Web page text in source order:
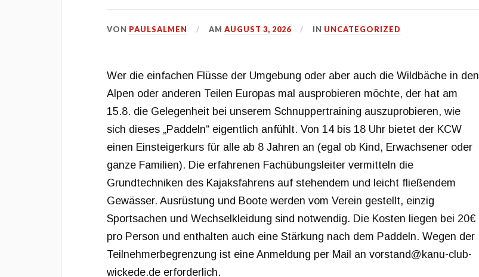
VON PAULSALMEN AMAUGUST 3, 2026 IN UNCATEGORIZED
Wer die einfachen Flüsse der Umgebung oder aber auch die Wildbäche in den
Alpen oder anderen Teilen Europas mal ausprobieren möchte, der hat am
15.8. die Gelegenheit bei unserem Schnuppertraining auszuprobieren, wie
sich dieses „Paddeln“ eigentlich anfühlt. Von 14 bis 18 Uhr bietet der KCW
einen Einsteigerkurs für alle ab 8 Jahren an (egal ob Kind, Erwachsener oder
ganze Familien). Die erfahrenen Fachübungsleiter vermitteln die
Grundtechniken des Kajaksfahrens auf stehendem und leicht fließendem
Gewässer. Ausrüstung und Boote werden vom Verein gestellt, einzig
Sportsachen und Wechselkleidung sind notwendig. Die Kosten liegen bei 20€
pro Person und enthalten auch eine Stärkung nach dem Paddeln. Wegen der
Teilnehmerbegrenzung ist eine Anmeldung per Mail an vorstand@kanu-club-
wickede.de erforderlich.